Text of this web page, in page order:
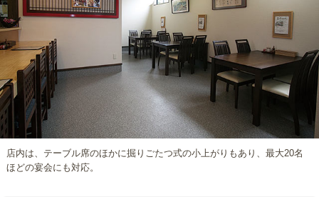
店内は、テーブル席のほかに掘りごたつ式の小上がりもあり、最大20名
ほどの宴会にも対応。